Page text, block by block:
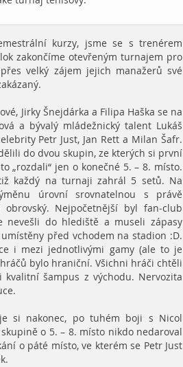
kurzy, jsme se s trenérem
zakončíme otevřeným turnajem pro
velký zájem jejich manažerů své
Jirky Šnejdárka a Filipa Haška se na
a bývalý mládežnický talent Lukáš
Petr Just, Jan Rett a Milan Šafr.
do dvou skupin, ze kterých si první
„rozdali“ jen o konečné 5. – 8. místo.
každý na turnaji zahrál 5 setů. Na
úrovní srovnatelnou s právě
Nejpočetnější byl fan-club
nevešli do hlediště a museli zápasy
před vchodem na stadion :D.
i mezi jednotlivými gamy (ale to je
bylo hraniční. Všichni hráči chtěli
šampus z východu. Nervozita
si nakonec, po tuhém boji s Nicol
o 5. – 8. místo nikdo nedaroval
o páté místo, ve kterém se Petr Just